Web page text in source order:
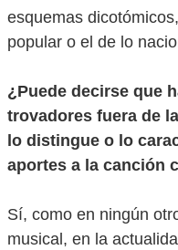
esquemas
popular o el de lo
¿Puede decirse que
trovadores fuera de
lo distingue o lo
aportes a la canción
Sí, como en ningún
musical, en la